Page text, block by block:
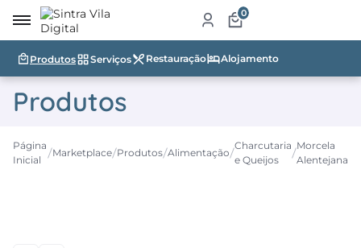
0
Produtos Serviços Restauração Alojamento
Produtos
Página
Inicial
Marketplace Produtos Alimentação
Charcutaria
e Queijos
Morcela
Alentejana